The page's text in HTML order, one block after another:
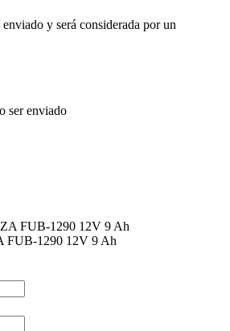
y será considerada por un
ser enviado
FUB-1290 12V 9 Ah